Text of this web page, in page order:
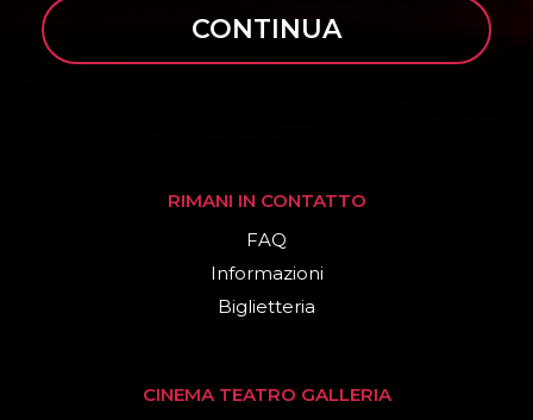
CONTINUA
RIMANI IN CONTATTO
FAQ
Informazioni
Biglietteria
CINEMA TEATRO GALLERIA